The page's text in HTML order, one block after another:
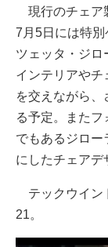
現行のチェア
7月5日には特
ツェッタ・ジロ
インテリアやチ
を交えながら
る予定。またフ
でもあるジロー
にしたチェアデ
テックウイン
21。